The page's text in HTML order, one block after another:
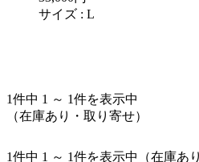
サイズ : L
1件中 1 ～ 1件を表示中
（在庫あり・取り寄せ）
1件中 1 ～ 1件を表示中（在庫あ